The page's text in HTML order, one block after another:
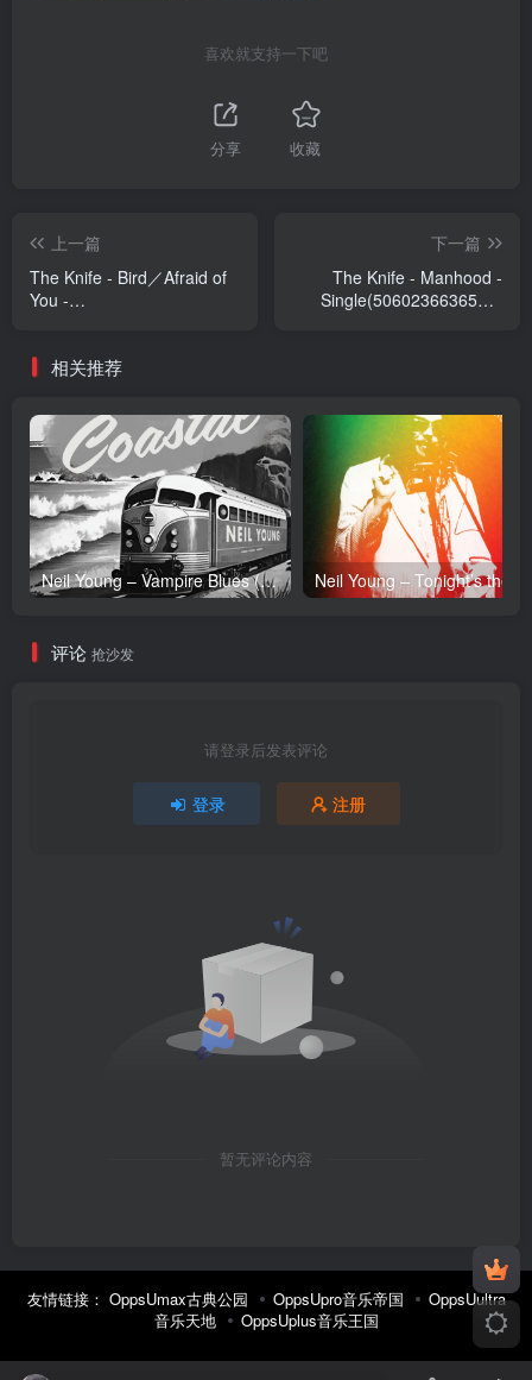
喜欢就支持一下吧
分享 收藏
上一篇
The Knife - Bird／Afraid of
You -
区
下一篇
The Knife - Manhood -
Single(5060236636577)
相关推荐
Neil Young – Vampire Blues (Live) – Single(054391239303)【24bit／96.0kHz】土耳其区
评论 抢沙发
请登录后发表评论
登录 注册
暂无评论内容
友情链接： OppsUmax古典公园 OppsUpro音乐帝国
OppsUultra
音乐天地
OppsUplus音乐王国